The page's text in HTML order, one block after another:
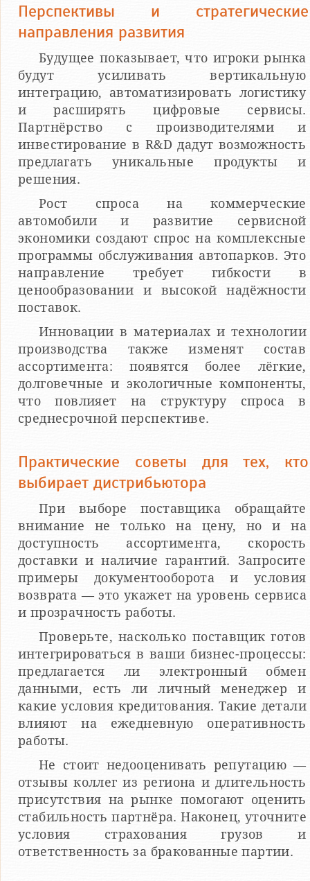
Перспективы и стратегические
направления развития
Будущее показывает, что игроки рынка
будут усиливать вертикальную
интеграцию, автоматизировать логистику
и расширять цифровые сервисы.
Партнёрство с производителями и
инвестирование в R&D дадут возможность
предлагать уникальные продукты и
решения.
Рост спроса на коммерческие
автомобили и развитие сервисной
экономики создают спрос на комплексные
программы обслуживания автопарков. Это
направление требует гибкости в
ценообразовании и высокой надёжности
поставок.
Инновации в материалах и технологии
производства также изменят состав
ассортимента: появятся более лёгкие,
долговечные и экологичные компоненты,
что повлияет на структуру спроса в
среднесрочной перспективе.
Практические советы для тех, кто
выбирает дистрибьютора
При выборе поставщика обращайте
внимание не только на цену, но и на
доступность ассортимента, скорость
доставки и наличие гарантий. Запросите
примеры документооборота и условия
возврата — это укажет на уровень сервиса
и прозрачность работы.
Проверьте, насколько поставщик готов
интегрироваться в ваши бизнес-процессы:
предлагается ли электронный обмен
данными, есть ли личный менеджер и
какие условия кредитования. Такие детали
влияют на ежедневную оперативность
работы.
Не стоит недооценивать репутацию —
отзывы коллег из региона и длительность
присутствия на рынке помогают оценить
стабильность партнёра. Наконец, уточните
условия страхования грузов и
ответственность за бракованные партии.